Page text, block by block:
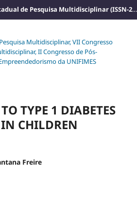
Anais Colóquio Estadual de Pesquisa Multidisciplinar (ISSN-2527-2500)
Multidisciplinar, VII Congresso
II Congresso de Pós-
da UNIFIMES
TYPE 1 DIABETES
CHILDREN
Freire